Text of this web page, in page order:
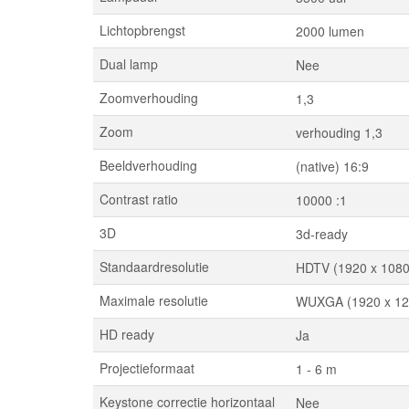
Lichtopbrengst
2000 lumen
Dual lamp
Nee
Zoomverhouding
1,3
Zoom
verhouding 1,3
Beeldverhouding
(native) 16:9
Contrast ratio
10000 :1
3D
3d-ready
Standaardresolutie
HDTV (1920 x
Maximale resolutie
WUXGA (1920 x
HD ready
Ja
Projectieformaat
1 - 6 m
Keystone correctie horizontaal
Nee